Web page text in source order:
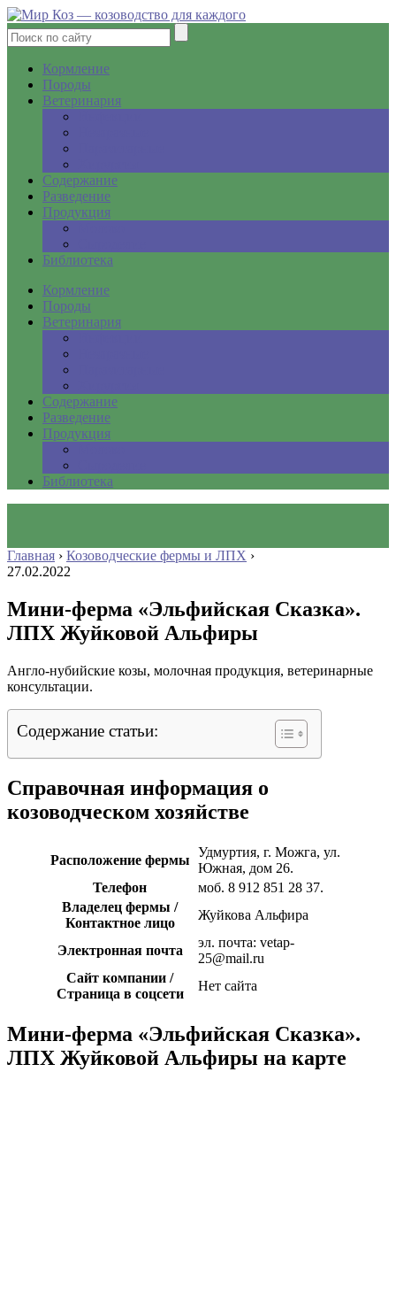
Кормление
Породы
Ветеринария
Содержание
Разведение
Продукция
Библиотека
Кормление
Породы
Ветеринария
Содержание
Разведение
Продукция
Библиотека
Главная › Козоводческие фермы и ЛПХ ›
27.02.2022
Мини-ферма «Эльфийская Сказка».
ЛПХ Жуйковой Альфиры
Англо-нубийские козы, молочная продукция, ветеринарные
консультации.
Содержание статьи:
Справочная информация о
козоводческом хозяйстве
Расположение фермы
Удмуртия, г. Можга, ул.
Южная, дом 26.
Телефон
моб. 8 912 851 28 37.
Владелец фермы /
Контактное лицо
Жуйкова Альфира
Электронная почта
эл. почта: vetap-
25@mail.ru
Сайт компании /
Страница в соцсети
Нет сайта
Мини-ферма «Эльфийская Сказка».
ЛПХ Жуйковой Альфиры на карте